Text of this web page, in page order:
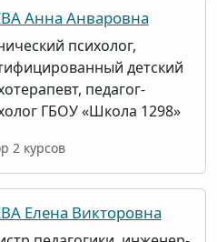
Анна Анваровна
психолог,
детский
педагог-
ГБОУ «Школа 1298»
2 курсов
Елена Викторовна